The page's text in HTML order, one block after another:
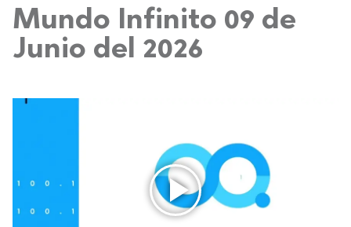
Mundo Infinito 09 de
Junio del 2026